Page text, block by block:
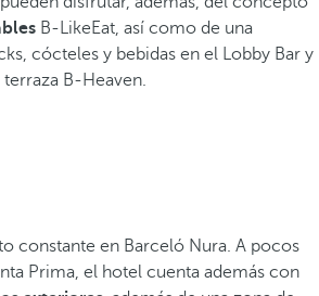
B-LikeEat, así como de una
cócteles y bebidas en el Lobby Bar y
B-Heaven.
constante en Barceló Nura. A pocos
Prima, el hotel cuenta además con